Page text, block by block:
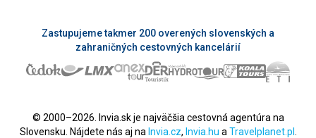
Zastupujeme takmer 200 overených slovenských a
zahraničných cestovných kancelárií
© 2000–2026. Invia.sk je najväčšia cestovná agentúra na
Slovensku. Nájdete nás aj na Invia.cz, Invia.hu a Travelplanet.pl